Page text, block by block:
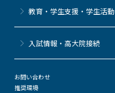
教育・学生支援・学生活動
⼊試情報・高大院接続
お問い合わせ
推奨環境